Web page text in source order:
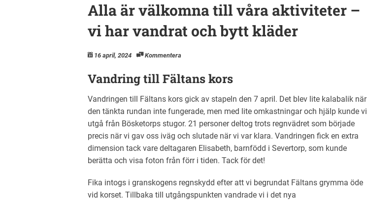
Alla är välkomna till våra aktiviteter –
vi har vandrat och bytt kläder
16 april, 2024 Kommentera
Vandring till Fältans kors
Vandringen till Fältans kors gick av stapeln den 7 april. Det blev lite kalabalik när
den tänkta rundan inte fungerade, men med lite omkastningar och hjälp kunde vi
utgå från Bösketorps stugor. 21 personer deltog trots regnvädret som började
precis när vi gav oss iväg och slutade när vi var klara. Vandringen fick en extra
dimension tack vare deltagaren Elisabeth, barnfödd i Severtorp, som kunde
berätta och visa foton från förr i tiden. Tack för det!
Fika intogs i granskogens regnskydd efter att vi begrundat Fältans grymma öde
vid korset. Tillbaka till utgångspunkten vandrade vi i det nya